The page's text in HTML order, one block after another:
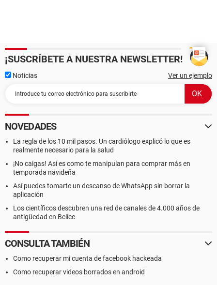
¡SUSCRÍBETE A NUESTRA NEWSLETTER!
Noticias Ver un ejemplo
NOVEDADES
La regla de los 10 mil pasos. Un cardiólogo explicó lo que es
realmente necesario para la salud
¡No caigas! Así es como te manipulan para comprar más en
temporada navideña
Así puedes tomarte un descanso de WhatsApp sin borrar la
aplicación
Los científicos descubren una red de canales de 4.000 años de
antigüedad en Belice
CONSULTA TAMBIÉN
Como recuperar mi cuenta de facebook hackeada
Como recuperar videos borrados en android